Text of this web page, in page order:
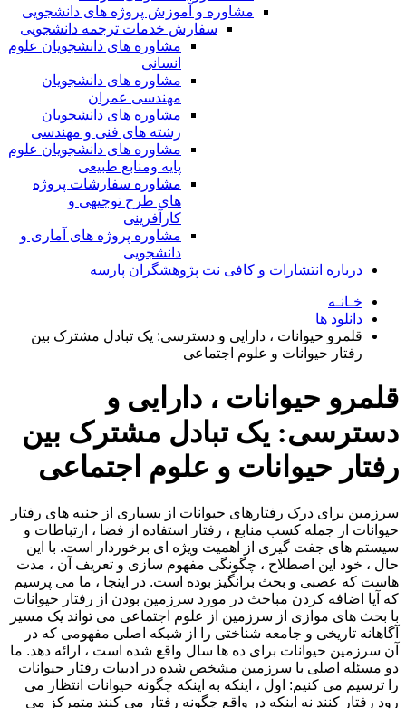
مشاوره و آموزش پروژه های دانشجویی
سفارش خدمات ترجمه دانشجویی
مشاوره های دانشجویان علوم
انسانی
مشاوره های دانشجویان
مهندسی عمران
مشاوره های دانشجویان
رشته های فنی و مهندسی
مشاوره های دانشجویان علوم
پایه ومنابع طبیعی
مشاوره سفارشات پروژه
های طرح توجیهی و
کارآفرینی
مشاوره پروژه های آماری و
دانشجویی
درباره انتشارات و کافی نت پژوهشگران پارسه
خـانـه
دانلود ها
قلمرو حیوانات ، دارایی و دسترسی: یک تبادل مشترک بین
رفتار حیوانات و علوم اجتماعی
قلمرو حیوانات ، دارایی و
دسترسی: یک تبادل مشترک بین
رفتار حیوانات و علوم اجتماعی
سرزمین برای درک رفتارهای حیوانات از بسیاری از جنبه های رفتار
حیوانات از جمله کسب منابع ، رفتار استفاده از فضا ، ارتباطات و
سیستم های جفت گیری از اهمیت ویژه ای برخوردار است. با این
حال ، خود این اصطلاح ، چگونگی مفهوم سازی و تعریف آن ، مدت
هاست که عصبی و بحث برانگیز بوده است. در اینجا ، ما می پرسیم
که آیا اضافه کردن مباحث در مورد سرزمین بودن از رفتار حیوانات
با بحث های موازی از سرزمین از علوم اجتماعی می تواند یک مسیر
آگاهانه تاریخی و جامعه شناختی را از شبکه اصلی مفهومی که در
آن سرزمین حیوانات برای ده ها سال واقع شده است ، ارائه دهد. ما
دو مسئله اصلی با سرزمین مشخص شده در ادبیات رفتار حیوانات
را ترسیم می کنیم: اول ، اینکه به اینکه چگونه حیوانات انتظار می
رود رفتار کنند نه اینکه در واقع چگونه رفتار می کنند متمرکز می